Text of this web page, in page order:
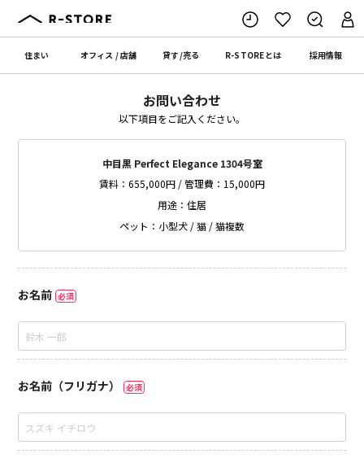
住まい オフィス /店舗 貸す/売る R-STOREとは 採用情報
お問い合わせ
以下項目をご記入ください。
中目黒 Perfect Elegance 1304号室
賃料：655,000円 / 管理費：15,000円
用途：住居
ペット：小型犬 / 猫 / 猫複数
お名前 必須
お名前（フリガナ） 必須